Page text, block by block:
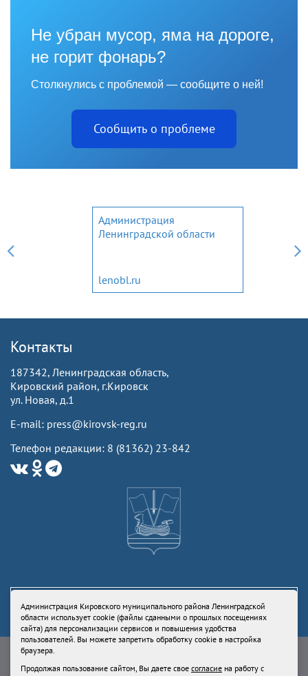
Не убран мусор, яма на дороге,
не горит фонарь?
Столкнулись с проблемой — сообщите о ней!
Сообщить о проблеме
Администрация
Ленинградской области
lenobl.ru
Контакты
187342, Ленинградская область,
Кировский район, г.Кировск
ул. Новая, д.1
E-mail: press@kirovsk-reg.ru
Телефон редакции: 8 (81362) 23-842
Свидетельство Роскомнадзора ЭЛ № ФС77-73336 от 24 июля 2018
Ленинградской области
Администрация Кировского муниципального района Ленинградской
области использует cookie (файлы сданными о прошлых посещениях
сайта) для персонализации сервисов и повышения удобства
пользователей. Вы можете запретить обработку cookie в настройка
браузера.
Продолжая пользование сайтом, Вы даете свое согласие на работу с